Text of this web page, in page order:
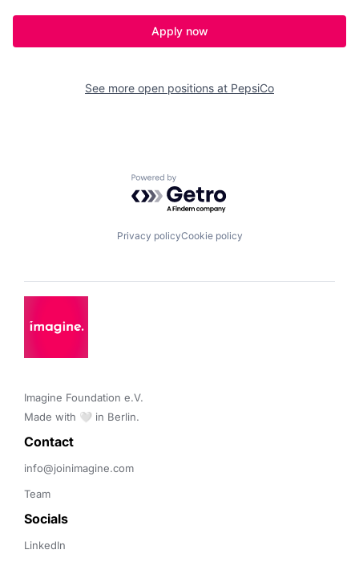
Apply now
See more open positions at PepsiCo
Powered by Getro.com
Privacy policyCookie policy
Imagine Foundation e.V.
Made with 🤍 in Berlin.
Contact
info@joinimagine.com
Team
Socials
LinkedIn